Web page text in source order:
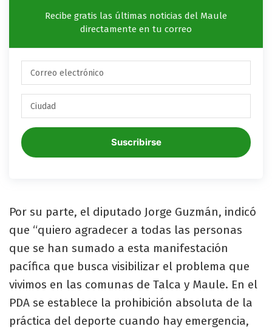
Recibe gratis las últimas noticias del Maule
directamente en tu correo
Suscribirse
Por su parte, el diputado Jorge Guzmán, indicó
que “quiero agradecer a todas las personas
que se han sumado a esta manifestación
pacífica que busca visibilizar el problema que
vivimos en las comunas de Talca y Maule. En el
PDA se establece la prohibición absoluta de la
práctica del deporte cuando hay emergencia,